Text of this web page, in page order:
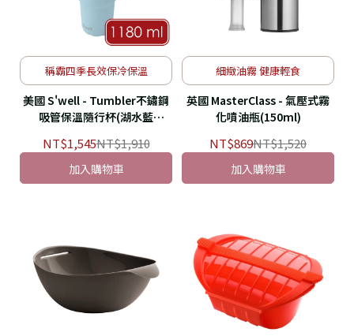
稱霸四季長效保冷保溫
美國 S'well - Tumbler不鏽鋼
吸管保溫隨行杯(湖水藍
NT$1,545NT$1,910
加入購物車
細緻油霧 健康輕食
英國 MasterClass - 氣壓式霧
化噴油瓶(150ml)
NT$869NT$1,520
加入購物車